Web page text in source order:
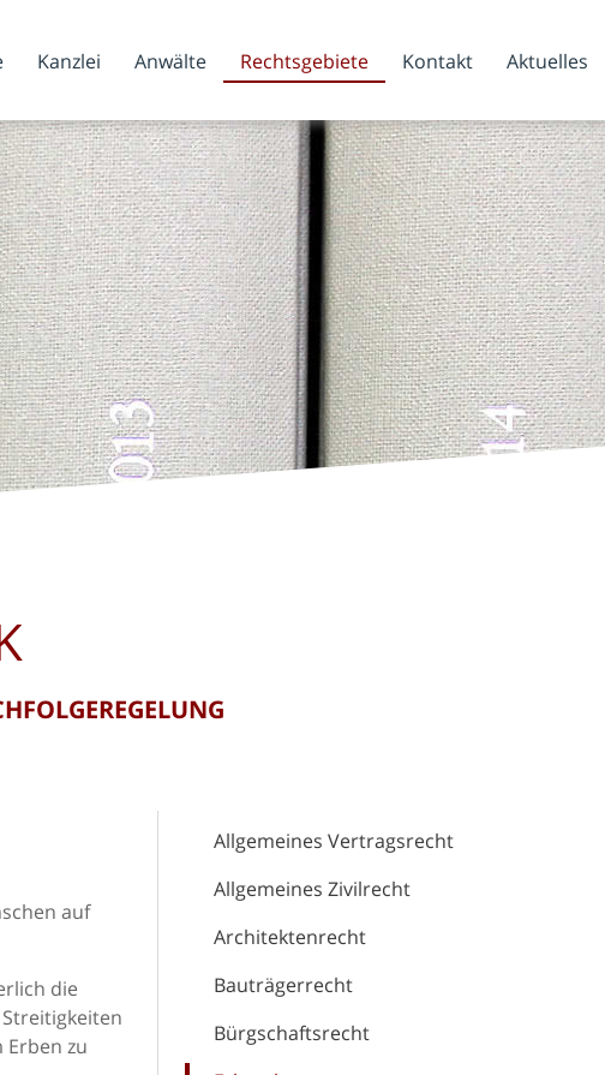
Kanzlei Anwälte Rechtsgebiete Kontakt Aktuelles
Allgemeines Vertragsrecht
Allgemeines Zivilrecht
Architektenrecht
Bauträgerrecht
Bürgschaftsrecht
auf
die
Erben zu